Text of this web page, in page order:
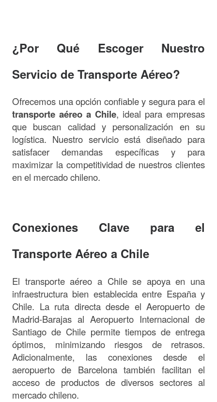
¿Por Qué Escoger Nuestro
Servicio de Transporte Aéreo?
Ofrecemos una opción confiable y segura para el
transporte aéreo a Chile, ideal para empresas
que buscan calidad y personalización en su
logística. Nuestro servicio está diseñado para
satisfacer demandas específicas y para
maximizar la competitividad de nuestros clientes
en el mercado chileno.
Conexiones Clave para el
Transporte Aéreo a Chile
El transporte aéreo a Chile se apoya en una
infraestructura bien establecida entre España y
Chile. La ruta directa desde el Aeropuerto de
Madrid-Barajas al Aeropuerto Internacional de
Santiago de Chile permite tiempos de entrega
óptimos, minimizando riesgos de retrasos.
Adicionalmente, las conexiones desde el
aeropuerto de Barcelona también facilitan el
acceso de productos de diversos sectores al
mercado chileno.